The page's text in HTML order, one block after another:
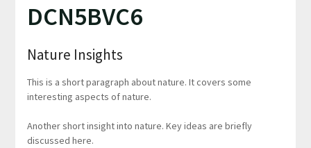
DCN5BVC6
Nature Insights
This is a short paragraph about nature. It covers some
interesting aspects of nature.
Another short insight into nature. Key ideas are briefly
discussed here.